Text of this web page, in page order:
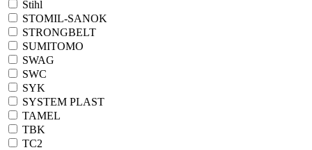
Stihl
STOMIL-SANOK
STRONGBELT
SUMITOMO
SWAG
SWC
SYK
SYSTEM PLAST
TAMEL
TBK
TC2